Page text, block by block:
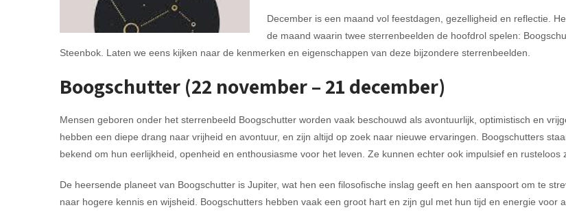
December is een maand vol feestdagen, gezelligheid en reflectie.
de maand waarin twee sterrenbeelden de hoofdrol spelen:
Steenbok. Laten we eens kijken naar de kenmerken en eigenschappen van deze bijzondere sterrenbeelden.
Boogschutter (22 november – 21 december)
Mensen geboren onder het sterrenbeeld Boogschutter worden vaak beschouwd als avontuurlijk, optimistisch en
hebben een diepe drang naar vrijheid en avontuur, en zijn altijd op zoek naar nieuwe ervaringen. Boogschutters
bekend om hun eerlijkheid, openheid en enthousiasme voor het leven. Ze kunnen echter ook impulsief en rusteloos
De heersende planeet van Boogschutter is Jupiter, wat hen een filosofische inslag geeft en hen aanspoort om te
naar hogere kennis en wijsheid. Boogschutters hebben vaak een groot hart en zijn gul met hun tijd en energie voor